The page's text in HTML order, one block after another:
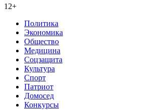
12+
Политика
Экономика
Общество
Медицина
Соцзащита
Культура
Спорт
Патриот
Домосед
Конкурсы